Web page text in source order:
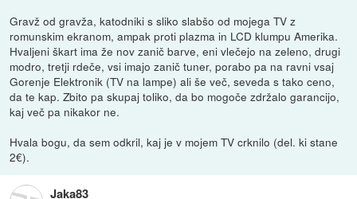
Gravž od gravža, katodniki s sliko slabšo od mojega TV z
romunskim ekranom, ampak proti plazma in LCD klumpu Amerika.
Hvaljeni škart ima že nov zanič barve, eni vlečejo na zeleno, drugi
modro, tretji rdeče, vsi imajo zanič tuner, porabo pa na ravni vsaj
Gorenje Elektronik (TV na lampe) ali še več, seveda s tako ceno,
da te kap. Zbito pa skupaj toliko, da bo mogoče zdržalo garancijo,
kaj več pa nikakor ne.
Hvala bogu, da sem odkril, kaj je v mojem TV crknilo (del. ki stane
2€).
Jaka83